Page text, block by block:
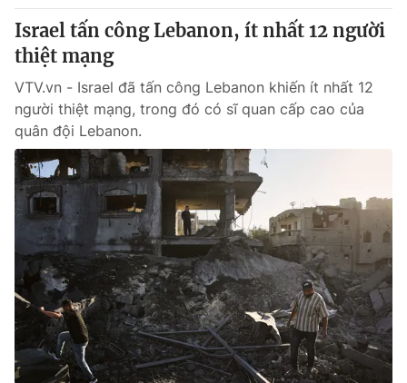
Israel tấn công Lebanon, ít nhất 12 người
thiệt mạng
VTV.vn - Israel đã tấn công Lebanon khiến ít nhất 12
người thiệt mạng, trong đó có sĩ quan cấp cao của
quân đội Lebanon.